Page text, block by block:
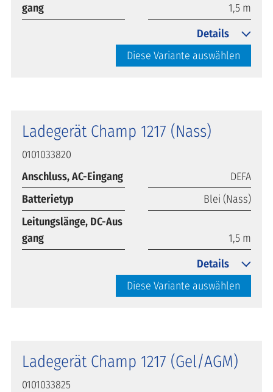
gang
1,5 m
Diese Variante auswählen
Details
Ladegerät Champ 1217 (Nass)
0101033820
Anschluss, AC-Eingang
DEFA
Batterietyp
Blei (Nass)
Leitungslänge, DC-Aus
gang
1,5 m
Diese Variante auswählen
Details
Ladegerät Champ 1217 (Gel/AGM)
0101033825